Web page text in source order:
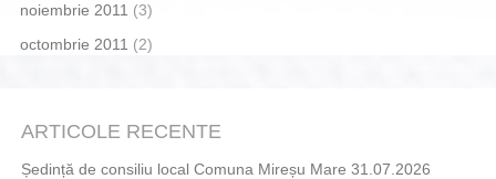
noiembrie 2011 (3)
octombrie 2011 (2)
ARTICOLE RECENTE
Ședință de consiliu local Comuna Mireșu Mare 31.07.2026